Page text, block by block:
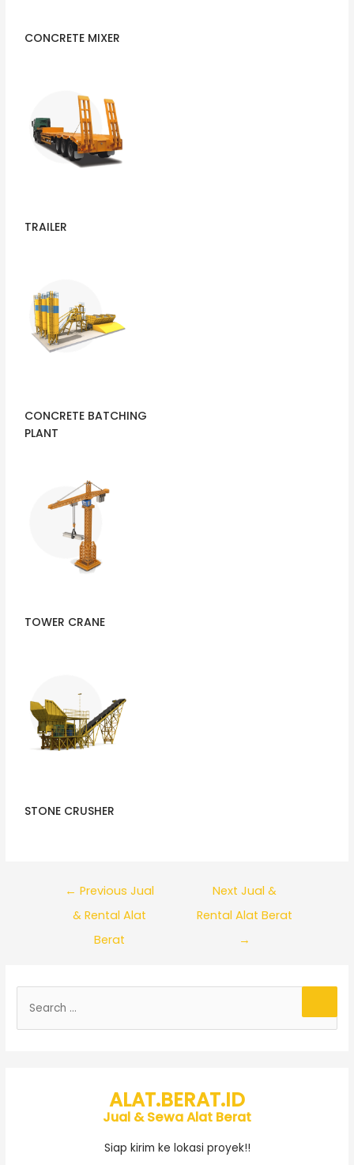
CONCRETE MIXER
TRAILER
CONCRETE BATCHING
PLANT
TOWER CRANE
STONE CRUSHER
← Previous Jual
& Rental Alat
Berat
Next Jual &
Rental Alat Berat
→
ALAT.BERAT.ID
Jual & Sewa Alat Berat
Siap kirim ke lokasi proyek!!